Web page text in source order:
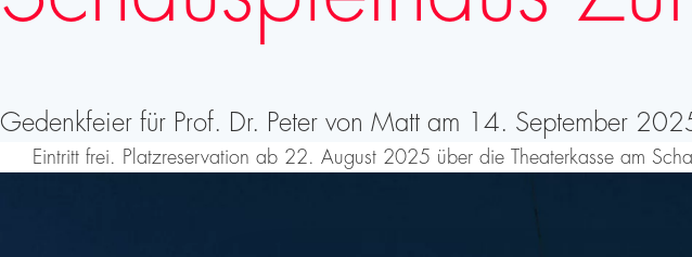
Gedenkfeier für Prof. Dr. Peter von Matt am 14. September
Eintritt frei. Platzreservation ab 22. August 2025 über die Theaterkasse am